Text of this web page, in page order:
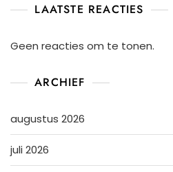
LAATSTE REACTIES
Geen reacties om te tonen.
ARCHIEF
augustus 2026
juli 2026